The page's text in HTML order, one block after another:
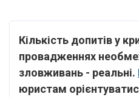
Кількість допитів у
провадженнях
зловживань - реальні.
юристам